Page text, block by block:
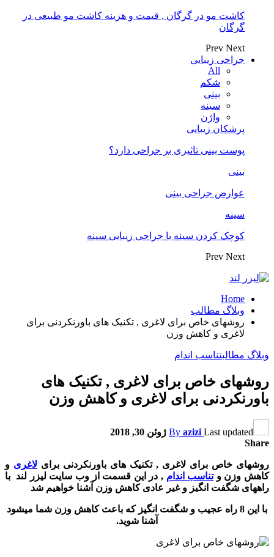
کاشت مو در گرگان , قیمت و هزینه کاشت مو طبیعی در
گرگان
Prev Next
جراحی زیبایی
All
شکم
بینی
سینه
واژن
پزشکان زیبایی
پوست بینی تاثیری بر جراحی دارد؟
بینی
عوارض جراحی بینی
سینه
کوچک کردن سینه با جراحی زیبایی سینه
Prev Next
Home
وبلاگ مطالب
روشهای خاص برای لاغری , تکنیک های باورنکردنی برای
لاغری و کاهش وزن
وبلاگ مطالبتناسب اندام
روشهای خاص برای لاغری , تکنیک های
باورنکردنی برای لاغری و کاهش وزن
By azizi Last updated
ژوئن 30, 2018
Share
روشهای خاص برای لاغری , تکنیک های باورنکردنی برای لاغری و
کاهش وزن وتناسب اندام , در این قسمت از وب سایت لیزر لند با
راه‏های شگفت انگیز و غیر عادی کاهش وزن آشنا خواهیم شد
با این 8 راه عجیب و شگفت انگیز که باعث کاهش وزن شما می‏شود
آشنا شوید.